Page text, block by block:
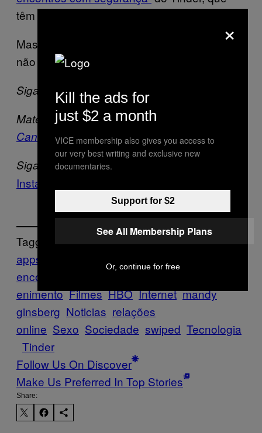
têm uma lista com curadoria mais cuidadosa.
Mas tem sempre a alternativa mais segura:
não se encontre com ninguém, nunca.
Siga o Connor Garel no
Matéria originalmente publicada pela
Canadá.
Siga a
VICE Brasil
Instagram
Tagged:
apps de
encontros
enimento Filmes HBO Internet mandy
ginsberg Noticias relações
online Sexo Sociedade swiped Tecnologia
Tinder
Follow Us On Discover
Make Us Preferred In Top Stories
Share:
×
Kill the ads for
just $2 a month
VICE membership also gives you access to
our very best writing and exclusive new
documentaries.
Support for $2
See All Membership Plans
Or, continue for free